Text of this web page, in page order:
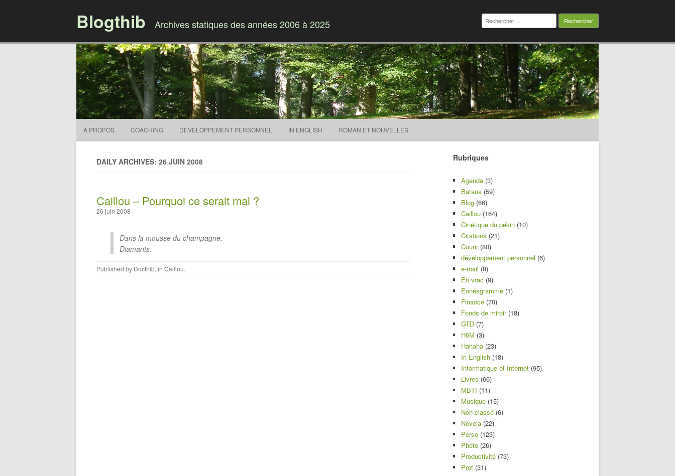
Blogthib Archives statiques des années 2006 à 2025
Rechercher :
À PROPOS COACHING DÉVELOPPEMENT PERSONNEL IN ENGLISH ROMAN ET NOUVELLES
DAILY ARCHIVES: 26 JUIN 2008
Caillou – Pourquoi ce serait mal ?
26 juin 2008
Dans la mousse du champagne,
Diamants.
Published by Docthib, in Caillou.
Rubriques
Agenda (3)
Batana (59)
Blog (66)
Caillou (164)
Cinétique du pékin (10)
Citations (21)
Courir(80)
développement personnel (6)
e-mail (8)
En vrac (9)
Ennéagramme (1)
Finance (70)
Fonds de miroir(18)
GTD (7)
H6M (3)
Hahaha (23)
In English (18)
Informatique et Internet (95)
Livres (66)
MBTI (11)
Musique (15)
Non classé (6)
Novela (22)
Perso (123)
Photo (26)
Productivité (73)
Prof (31)